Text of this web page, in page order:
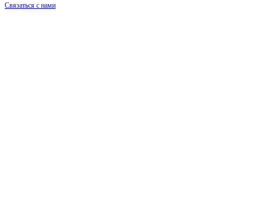
Связаться с нами